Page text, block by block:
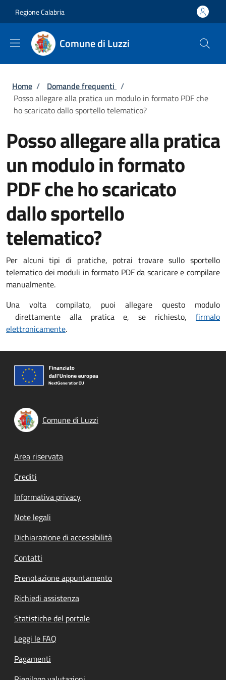
Regione Calabria
Comune di Luzzi
Briciole di pane
Home / Domande frequenti /
Posso allegare alla pratica un modulo in formato PDF che
ho scaricato dallo sportello telematico?
Posso allegare alla pratica
un modulo in formato
PDF che ho scaricato
dallo sportello
telematico?
Per alcuni tipi di pratiche, potrai trovare sullo sportello
telematico dei moduli in formato PDF da scaricare e compilare
manualmente.
Una volta compilato, puoi allegare questo modulo
direttamente alla pratica e, se richiesto, firmalo
elettronicamente.
Comune di Luzzi
Footer menu
Area riservata
Crediti
Informativa privacy
Note legali
Dichiarazione di accessibilità
Contatti
Prenotazione appuntamento
Richiedi assistenza
Statistiche del portale
Leggi le FAQ
Pagamenti